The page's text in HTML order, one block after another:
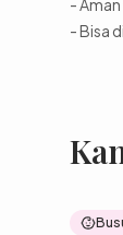
-
- Bisa